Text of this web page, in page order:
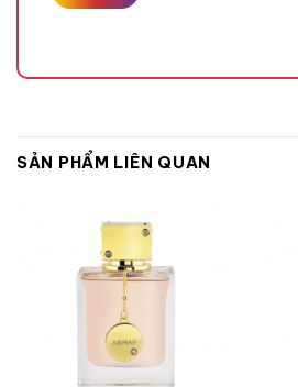
Quả Lê,
Hương giữa
Hoa Mộc Lan,
SẢN PHẨM LIÊN QUAN